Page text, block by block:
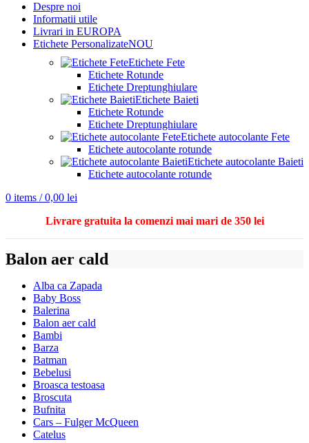
Despre noi
Informatii utile
Livrari in EUROPA
Etichete PersonalizateNOU
Etichete Fete
Etichete Rotunde
Etichete Dreptunghiulare
Etichete Baieti
Etichete Rotunde
Etichete Dreptunghiulare
Etichete autocolante Fete
Etichete autocolante rotunde
Etichete autocolante Baieti
Etichete autocolante rotunde
0 items / 0,00 lei
Livrare gratuita la comenzi mai mari de 350 lei
Balon aer cald
Alba ca Zapada
Baby Boss
Balerina
Balon aer cald
Bambi
Barza
Batman
Bebelusi
Broasca testoasa
Broscuta
Bufnita
Cars – Fulger McQueen
Catelus